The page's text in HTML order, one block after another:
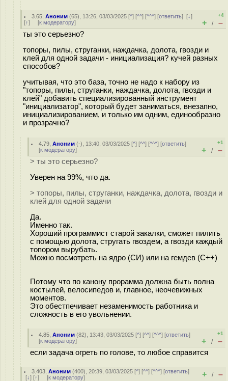
3.65 ,Аноним (65), 13:26, 03/03/2025 [^] [^^] [^^^] [ответить][↓]
[↑] [к модератору]
+4
+ / –
ты это серьезно?
топоры, пилы, струганки, наждачка, долота, гвозди и
клей для одной задачи - инициализация? кучей разных
способов?
учитывая, что это база, точно не надо к набору из
"топоры, пилы, струганки, наждачка, долота, гвозди и
клей" добавить специализированный инструмент
"инициализатор", который будет заниматься, внезапно,
инициализированием, и только им одним, единообразно
и прозрачно?
4.79 ,Аноним (-), 13:40, 03/03/2025 [^] [^^] [^^^] [ответить]
[к модератору]
+1
+ / –
> ты это серьезно?
Уверен на 99%, что да.
> топоры, пилы, струганки, наждачка, долота, гвозди и
клей для одной задачи
Да.
Именно так.
Хороший программист старой закалки, сможет пилить
с помощью долота, стругать гвоздем, а гвозди каждый
топором вырубать.
Можно посмотреть на ядро (СИ) или на гемдев (С++)
Потому что по канону прорамма должна быть полна
костылей, велосипедов и, главное, неочевижных
моментов.
Это обестпечивает незаменимость работника и
сложность в его увольнении.
4.85 ,Аноним (82), 13:43, 03/03/2025 [^] [^^] [^^^] [ответить]
[к модератору]
+1
+ / –
если задача огреть по голове, то любое справится
3.403 ,Аноним (400), 20:39, 03/03/2025 [^] [^^] [^^^] [ответить]
[↓] [↑] [к модератору] + / –